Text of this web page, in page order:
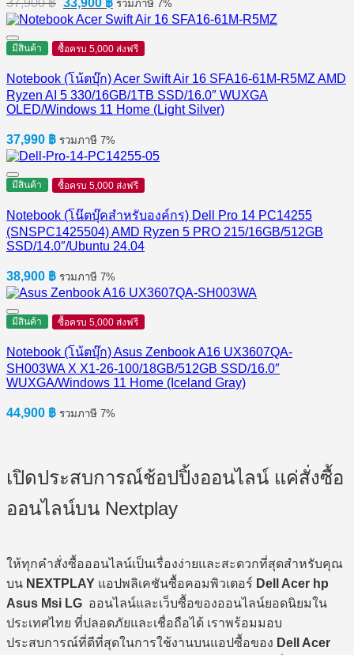
37,900฿
price
was:
37,900 ฿.
33,900 ฿
price
is:
33,900 ฿.
รวมภาษี 7%
มีสินค้า ซื้อครบ 5,000 ส่งฟรี
Notebook (โน้ตบุ๊ก) Acer Swift Air 16 SFA16-61M-R5MZ AMD
Ryzen AI 5 330/16GB/1TB SSD/16.0″ WUXGA
OLED/Windows 11 Home (Light Silver)
37,990 ฿ รวมภาษี 7%
มีสินค้า ซื้อครบ 5,000 ส่งฟรี
Notebook (โน๊ตบุ๊คสำหรับองค์กร) Dell Pro 14 PC14255
(SNSPC1425504) AMD Ryzen 5 PRO 215/16GB/512GB
SSD/14.0″/Ubuntu 24.04
38,900 ฿ รวมภาษี 7%
มีสินค้า ซื้อครบ 5,000 ส่งฟรี
Notebook (โน้ตบุ๊ก) Asus Zenbook A16 UX3607QA-
SH003WA X X1-26-100/18GB/512GB SSD/16.0″
WUXGA/Windows 11 Home (Iceland Gray)
44,900 ฿ รวมภาษี 7%
เปิดประสบการณ์ช้อปปิ้งออนไลน์ แค่สั่งซื้อ
ออนไลน์บน Nextplay
ให้ทุกคำสั่งซื้อออนไลน์เป็นเรื่องง่ายและสะดวกที่สุดสำหรับคุณ
บน NEXTPLAY แอปพลิเคชันซื้อคอมพิวเตอร์ Dell Acer hp
Asus Msi LG ออนไลน์และเว็บซื้อของออนไลน์ยอดนิยมใน
ประเทศไทย ที่ปลอดภัยและเชื่อถือได้ เราพร้อมมอบ
ประสบการณ์ที่ดีที่สุดในการใช้งานบนแอปซื้อของ Dell Acer